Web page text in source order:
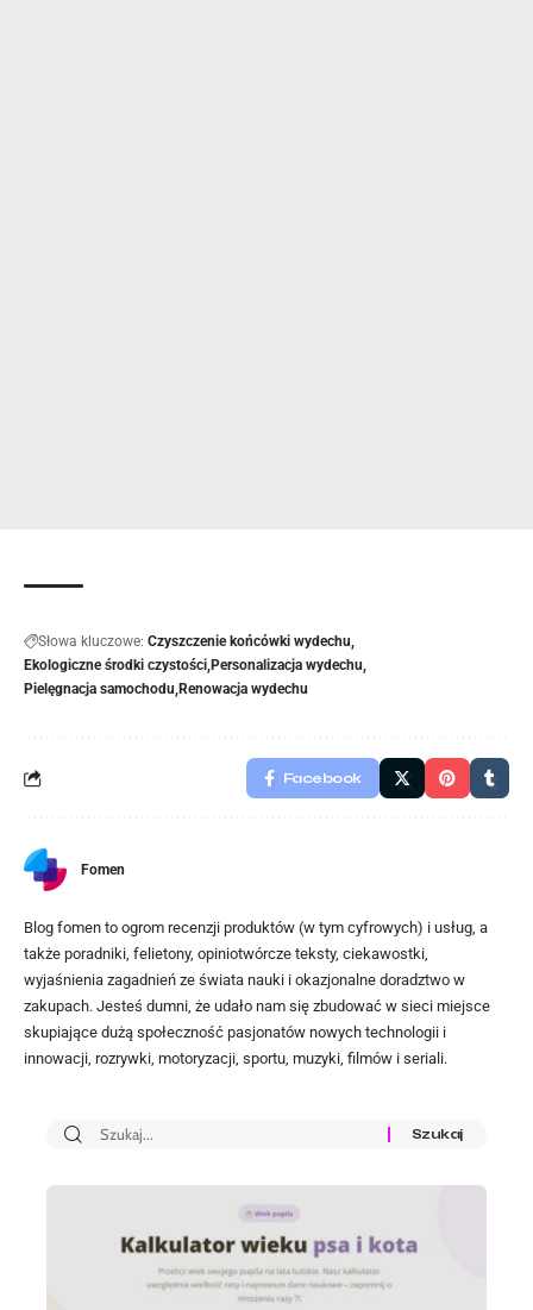
Słowa kluczowe: Czyszczenie końcówki wydechu
Ekologiczne środki czystości Personalizacja wydechu
Pielęgnacja samochodu Renowacja wydechu
Facebook
Fomen
Blog fomen to ogrom recenzji produktów (w tym cyfrowych) i usług, a
także poradniki, felietony, opiniotwórcze teksty, ciekawostki,
wyjaśnienia zagadnień ze świata nauki i okazjonalne doradztwo w
zakupach. Jesteś dumni, że udało nam się zbudować w sieci miejsce
skupiające dużą społeczność pasjonatów nowych technologii i
innowacji, rozrywki, motoryzacji, sportu, muzyki, filmów i seriali.